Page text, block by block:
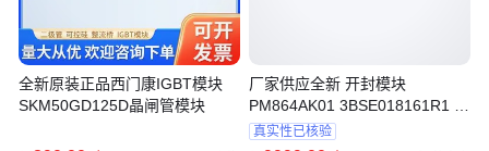
全新原装正品西门康IGBT模块
SKM50GD125D晶闸管模块
厂家供应全新 开封模块
PM864AK01 3BSE018161R1 现
货
真实性已核验